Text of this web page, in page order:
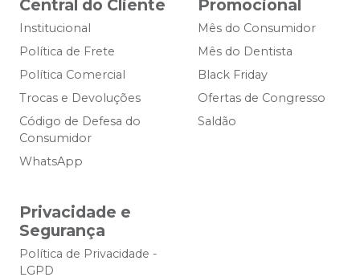
Central do Cliente
Institucional
Política de Frete
Política Comercial
Trocas e Devoluções
Código de Defesa do
Consumidor
WhatsApp
Promocional
Mês do Consumidor
Mês do Dentista
Black Friday
Ofertas de Congresso
Saldão
Privacidade e
Segurança
Política de Privacidade -
LGPD